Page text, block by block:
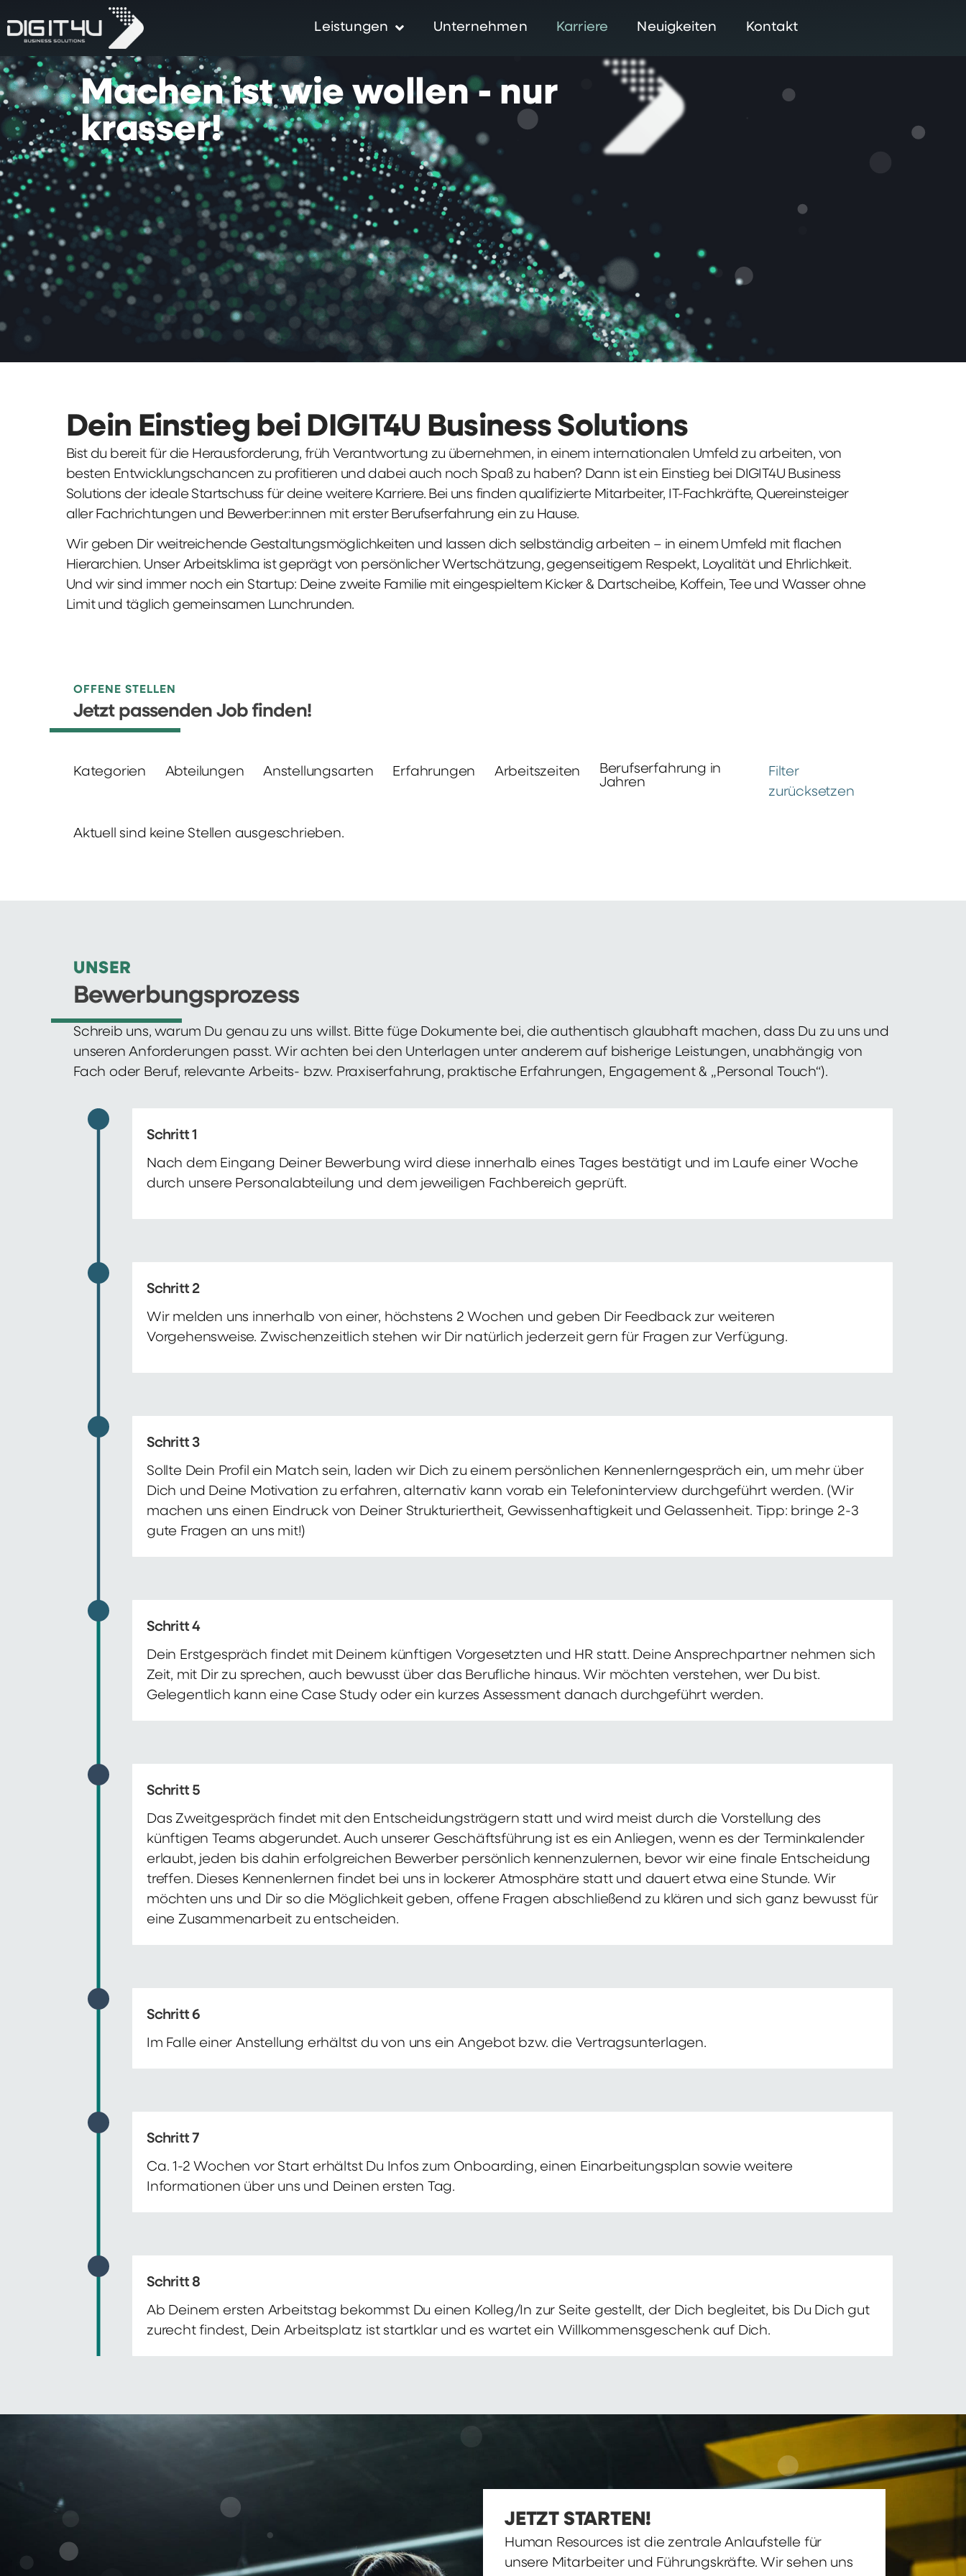
Leistungen Unternehmen Karriere Neuigkeiten Kontakt
Machen ist wie wollen - nur
krasser!
Dein Einstieg bei DIGIT4U Business Solutions
Bist du bereit für die Herausforderung, früh Verantwortung zu übernehmen, in einem internationalen Umfeld zu arbeiten, von
besten Entwicklungschancen zu profitieren und dabei auch noch Spaß zu haben? Dann ist ein Einstieg bei DIGIT4U Business
Solutions der ideale Startschuss für deine weitere Karriere. Bei uns finden qualifizierte Mitarbeiter, IT-Fachkräfte, Quereinsteiger
aller Fachrichtungen und Bewerber:innen mit erster Berufserfahrung ein zu Hause.
Wir geben Dir weitreichende Gestaltungsmöglichkeiten und lassen dich selbständig arbeiten – in einem Umfeld mit flachen
Hierarchien. Unser Arbeitsklima ist geprägt von persönlicher Wertschätzung, gegenseitigem Respekt, Loyalität und Ehrlichkeit.
Und wir sind immer noch ein Startup: Deine zweite Familie mit eingespieltem Kicker & Dartscheibe, Koffein, Tee und Wasser ohne
Limit und täglich gemeinsamen Lunchrunden.
OFFENE STELLEN
Jetzt passenden Job finden!
Kategorien Abteilungen Anstellungsarten Erfahrungen Arbeitszeiten
Berufserfahrung in
Jahren
Filter
zurücksetzen
Aktuell sind keine Stellen ausgeschrieben.
UNSER
Bewerbungsprozess
Schreib uns, warum Du genau zu uns willst. Bitte füge Dokumente bei, die authentisch glaubhaft machen, dass Du zu uns und
unseren Anforderungen passt. Wir achten bei den Unterlagen unter anderem auf bisherige Leistungen, unabhängig von
Fach oder Beruf, relevante Arbeits- bzw. Praxiserfahrung, praktische Erfahrungen, Engagement & „Personal Touch“).
Schritt 1
Nach dem Eingang Deiner Bewerbung wird diese innerhalb eines Tages bestätigt und im Laufe einer Woche
durch unsere Personalabteilung und dem jeweiligen Fachbereich geprüft.
Schritt 2
Wir melden uns innerhalb von einer, höchstens 2 Wochen und geben Dir Feedback zur weiteren
Vorgehensweise. Zwischenzeitlich stehen wir Dir natürlich jederzeit gern für Fragen zur Verfügung.
Schritt 3
Sollte Dein Profil ein Match sein, laden wir Dich zu einem persönlichen Kennenlerngespräch ein, um mehr über
Dich und Deine Motivation zu erfahren, alternativ kann vorab ein Telefoninterview durchgeführt werden. (Wir
machen uns einen Eindruck von Deiner Strukturiertheit, Gewissenhaftigkeit und Gelassenheit. Tipp: bringe 2-3
gute Fragen an uns mit!)
Schritt 4
Dein Erstgespräch findet mit Deinem künftigen Vorgesetzten und HR statt. Deine Ansprechpartner nehmen sich
Zeit, mit Dir zu sprechen, auch bewusst über das Berufliche hinaus. Wir möchten verstehen, wer Du bist.
Gelegentlich kann eine Case Study oder ein kurzes Assessment danach durchgeführt werden.
Schritt 5
Das Zweitgespräch findet mit den Entscheidungsträgern statt und wird meist durch die Vorstellung des
künftigen Teams abgerundet. Auch unserer Geschäftsführung ist es ein Anliegen, wenn es der Terminkalender
erlaubt, jeden bis dahin erfolgreichen Bewerber persönlich kennenzulernen, bevor wir eine finale Entscheidung
treffen. Dieses Kennenlernen findet bei uns in lockerer Atmosphäre statt und dauert etwa eine Stunde. Wir
möchten uns und Dir so die Möglichkeit geben, offene Fragen abschließend zu klären und sich ganz bewusst für
eine Zusammenarbeit zu entscheiden.
Schritt 6
Im Falle einer Anstellung erhältst du von uns ein Angebot bzw. die Vertragsunterlagen.
Schritt 7
Ca. 1-2 Wochen vor Start erhältst Du Infos zum Onboarding, einen Einarbeitungsplan sowie weitere
Informationen über uns und Deinen ersten Tag.
Schritt 8
Ab Deinem ersten Arbeitstag bekommst Du einen Kolleg/In zur Seite gestellt, der Dich begleitet, bis Du Dich gut
zurecht findest, Dein Arbeitsplatz ist startklar und es wartet ein Willkommensgeschenk auf Dich.
JETZT STARTEN!
Human Resources ist die zentrale Anlaufstelle für
unsere Mitarbeiter und Führungskräfte. Wir sehen uns